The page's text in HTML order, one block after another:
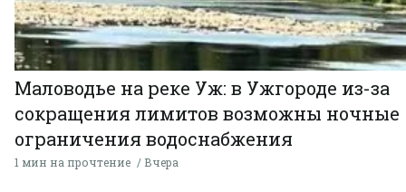
Маловодье на реке Уж: в Ужгороде из-за
сокращения лимитов возможны ночные
ограничения водоснабжения
1 мин на прочтение Вчера